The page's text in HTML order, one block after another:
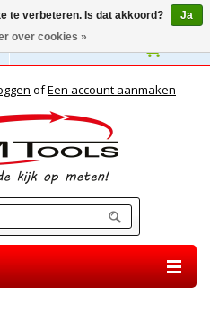
ofEen account aanmaken
te verbeteren. Is dat akkoord?
Ja
over cookies »